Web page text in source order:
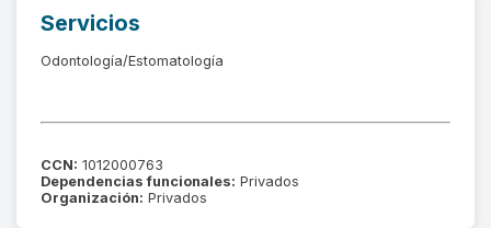
Servicios
Odontología/Estomatología
CCN: 1012000763
Dependencias funcionales: Privados
Organización: Privados